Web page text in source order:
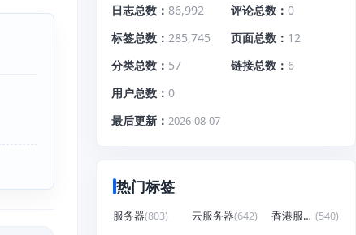
日志总数 86,992 评论总数
0
标签总数
285,745 页面总数
12
分类总数
57 链接总数
6
用户总数
0
最后更新
2026-08-07
热门标签
服务器(803) 云服务器(642) 香港服务器 (540)